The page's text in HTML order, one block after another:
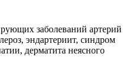
заболеваний артерий
эндартериит, синдром
дерматита неясного